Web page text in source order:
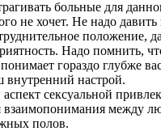
больные для
не хочет. Не надо давить
положение,
Надо помнить,
гораздо глубже
внутренний настрой.
сексуальной
взаимопонимания между
полов.